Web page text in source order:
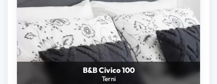
B&B Civico 100
Terni